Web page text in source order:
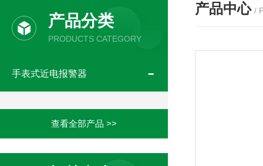
产品分类
PRODUCTS CATEGORY
手表式近电报警器
查看全部产品 >>
产品中心 /